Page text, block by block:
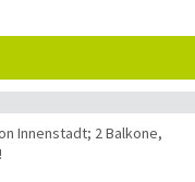
Innenstadt; 2 Balkone,